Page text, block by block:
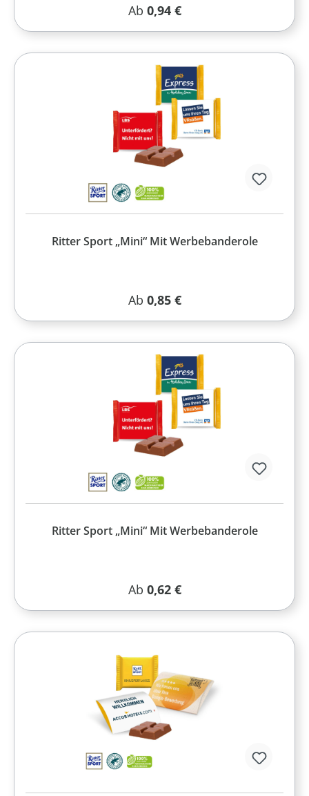
Regulärer Preis:
Ab 0,94 €
Ritter Sport „Mini“ Mit Werbebanderole
Regulärer Preis:
Ab 0,85 €
Ritter Sport „Mini“ Mit Werbebanderole
Regulärer Preis:
Ab 0,62 €